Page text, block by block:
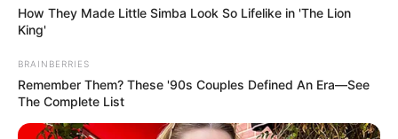
How They Made Little Simba Look So Lifelike in 'The Lion
King'
BRAINBERRIES
Remember Them? These '90s Couples Defined An Era—See
The Complete List